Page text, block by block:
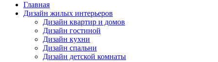
Главная
Дизайн жилых интерьеров
Дизайн квартир и домов
Дизайн гостиной
Дизайн кухни
Дизайн спальни
Дизайн детской комнаты